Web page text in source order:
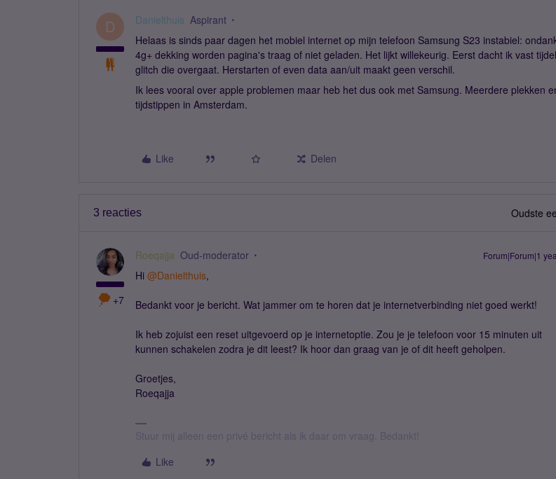
D Danielthuis Aspirant
Helaas is sinds paar dagen het mobiel internet op mijn telefoon Samsung S23 instabiel:
4g+ dekking worden pagina's traag of niet geladen. Het lijkt willekeurig. Eerst dacht ik vast
glitch die overgaat. Herstarten of even data aan/uit maakt geen verschil.
Ik lees vooral over apple problemen maar heb het dus ook met Samsung. Meerdere plekken
tijdstippen in Amsterdam.
Like Delen
3 reacties Oudste
+7
Roeqajja Oud-moderator Forum|Forum|1
Hi @Danielthuis,
Bedankt voor je bericht. Wat jammer om te horen dat je internetverbinding niet goed werkt!
Ik heb zojuist een reset uitgevoerd op je internetoptie. Zou je je telefoon voor 15 minuten uit
kunnen schakelen zodra je dit leest? Ik hoor dan graag van je of dit heeft geholpen.
Groetjes,
Roeqajja
Stuur mij alleen een privé bericht als ik daar om vraag. Bedankt!
Like